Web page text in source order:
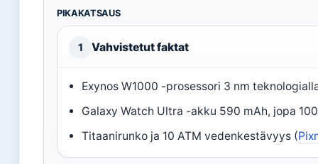
PIKAKATSAUS
1 Vahvistetut faktat
Exynos W1000 -prosessori 3 nm
Galaxy Watch Ultra -akku 590 mAh, jopa
Titaanirunko ja 10 ATM vedenkestävyys (